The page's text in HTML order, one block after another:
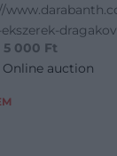
5 000 Ft
Online auction